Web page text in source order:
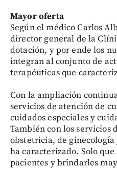
Mayor oferta
Según el médico Carlos
director general de la
dotación, y por ende los
integran al conjunto de
terapéuticas que
Con la ampliación
servicios de atención de
cuidados especiales y
También con los servicios
obstetricia, de
ha caracterizado. Solo
pacientes y brindarles